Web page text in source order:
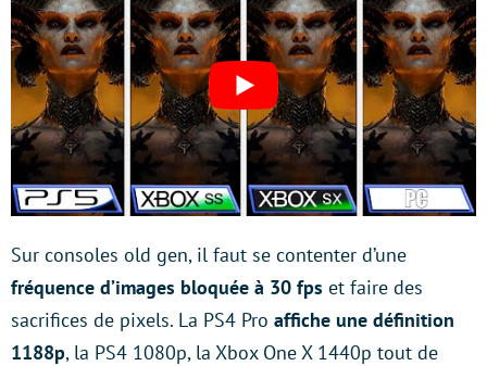
Sur consoles old gen, il faut se contenter d’une
fréquence d’images bloquée à 30 fps et faire des
sacrifices de pixels. La PS4 Pro affiche une définition
1188p, la PS4 1080p, la Xbox One X 1440p tout de